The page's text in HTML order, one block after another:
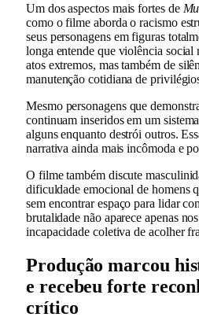
Um dos aspectos mais fortes de
como o filme aborda o racismo
seus personagens em figuras
longa entende que violência social
atos extremos, mas também de
manutenção cotidiana de
Mesmo personagens que
continuam inseridos em um
alguns enquanto destrói outros.
narrativa ainda mais incômoda e
O filme também discute
dificuldade emocional de homens
sem encontrar espaço para lidar
brutalidade não aparece apenas
incapacidade coletiva de acolher
Produção marcou
e recebeu forte
crítico